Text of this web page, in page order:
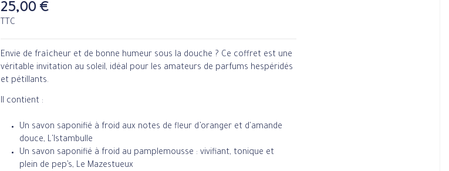
25,00 €
TTC
Envie de fraîcheur et de bonne humeur sous la douche ? Ce coffret est une
véritable invitation au soleil, idéal pour les amateurs de parfums hespéridés
et pétillants.
Il contient :
Un savon saponifié à froid aux notes de fleur d’oranger et d'amande
douce, L'Istambulle
Un savon saponifié à froid au pamplemousse : vivifiant, tonique et
plein de pep’s, Le Mazestueux